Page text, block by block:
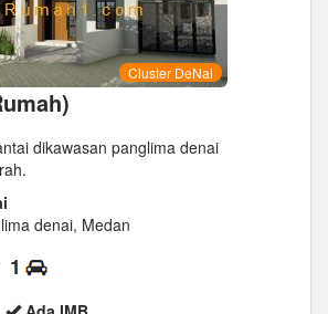
Cluster DeNai
dikawasan panglima denai
denai, Medan
1